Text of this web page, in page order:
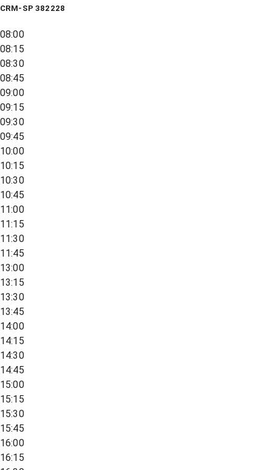
CRM-SP 382228
08:00
08:15
08:30
08:45
09:00
09:15
09:30
09:45
10:00
10:15
10:30
10:45
11:00
11:15
11:30
11:45
13:00
13:15
13:30
13:45
14:00
14:15
14:30
14:45
15:00
15:15
15:30
15:45
16:00
16:15